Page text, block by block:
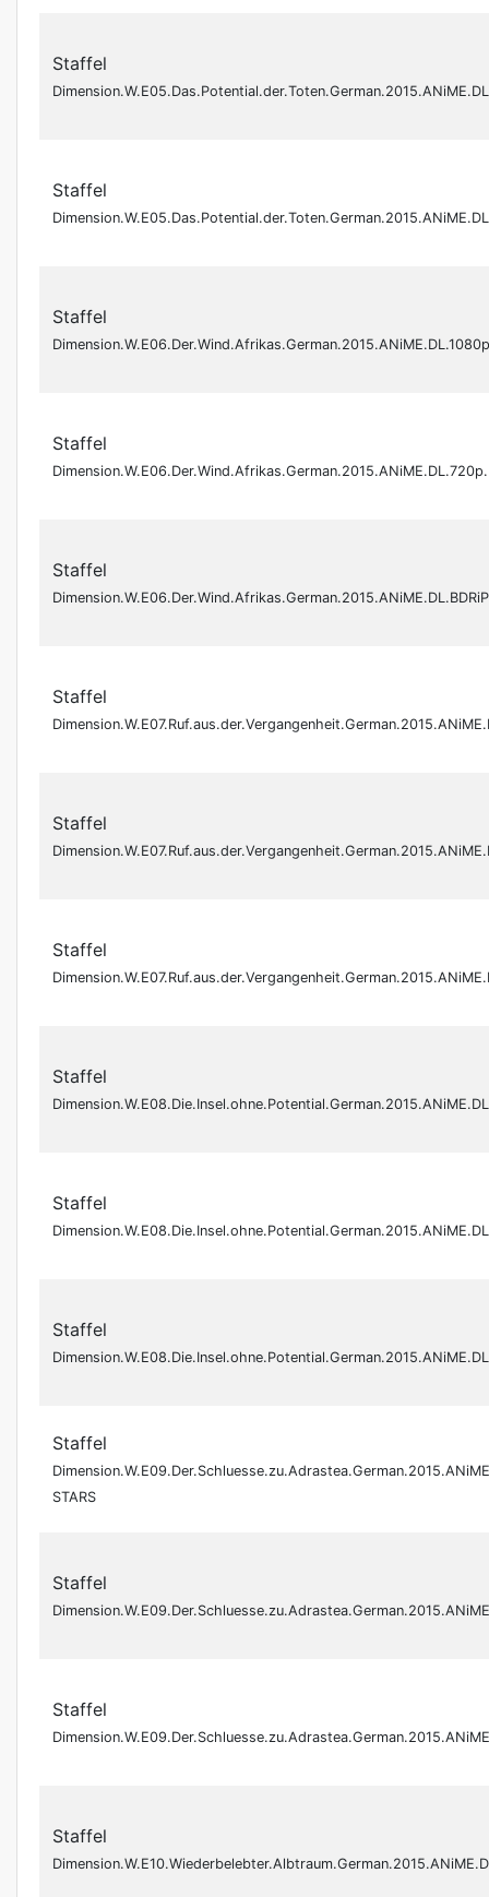
Staffel
Staffel
Staffel
Staffel
Staffel
Staffel
Staffel
Staffel
Staffel
Staffel
Staffel
Staffel
STARS
Staffel
Staffel
Staffel